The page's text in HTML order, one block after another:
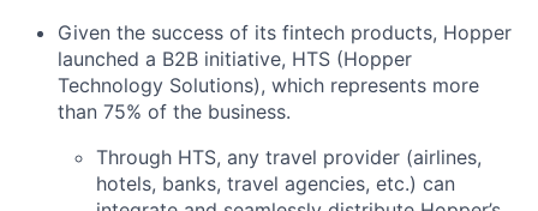
Given the success of its fintech products, Hopper
launched a B2B initiative, HTS (Hopper
Technology Solutions), which represents more
than 75% of the business.
Through HTS, any travel provider (airlines,
hotels, banks, travel agencies, etc.) can